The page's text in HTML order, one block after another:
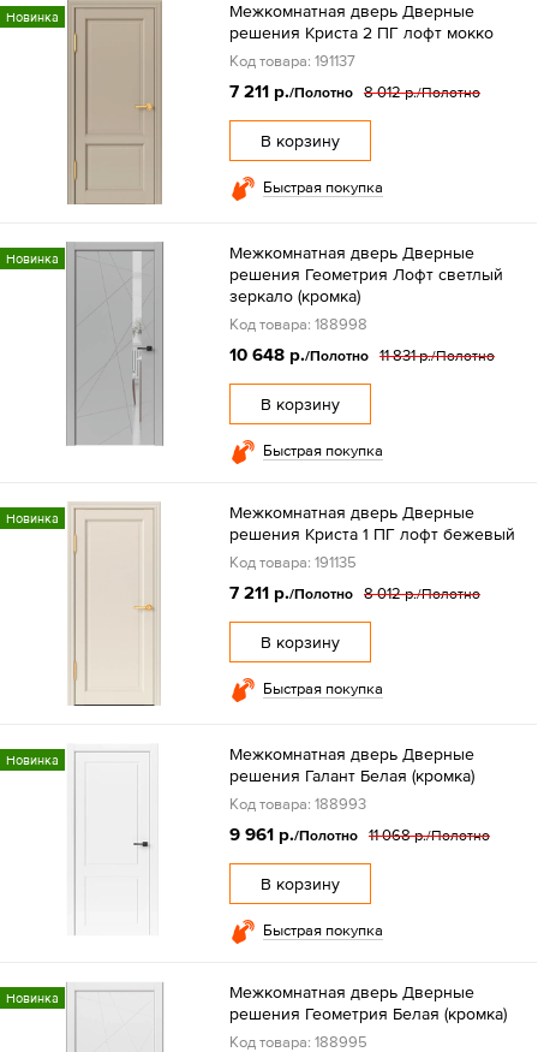
Новинка
Межкомнатная дверь Дверные
решения Криста 2 ПГ лофт мокко
Код товара: 191137
7 211 р./Полотно 8 012 р./Полотно
В корзину
Быстрая покупка
Новинка
Межкомнатная дверь Дверные
решения Геометрия Лофт светлый
зеркало (кромка)
Код товара: 188998
10 648 р./Полотно 11 831 р./Полотно
В корзину
Быстрая покупка
Новинка
Межкомнатная дверь Дверные
решения Криста 1 ПГ лофт бежевый
Код товара: 191135
7 211 р./Полотно 8 012 р./Полотно
В корзину
Быстрая покупка
Новинка
Межкомнатная дверь Дверные
решения Галант Белая (кромка)
Код товара: 188993
9 961 р./Полотно 11 068 р./Полотно
В корзину
Быстрая покупка
Новинка
Межкомнатная дверь Дверные
решения Геометрия Белая (кромка)
Код товара: 188995